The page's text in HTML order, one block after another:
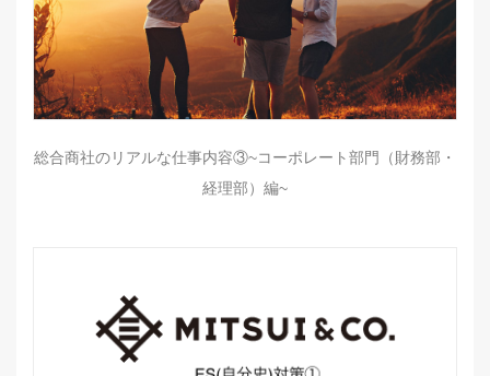
総合商社のリアルな仕事内容③~コーポレート部門（財務部・
経理部）編~